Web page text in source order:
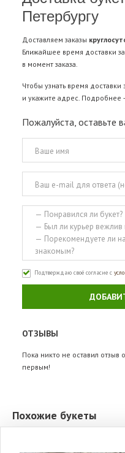
Петербургу
Доставляем заказы
Ближайшее время доставки
в момент заказа.
Чтобы узнать время доставки
и укажите адрес. Подробнее
Пожалуйста, оставьте
Подтверждаю своё согласие с
ОТЗЫВЫ
Пока никто не оставил отзыв
первым!
Похожие букеты